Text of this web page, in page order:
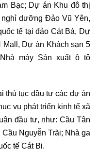
Bạc; Dự án Khu đô thị
dưỡng Đảo Vũ Yên,
tế tại đảo Cát Bà, Dự
Mall, Dự án Khách sạn 5
máy Sản xuất ô tô
thủ tục đầu tư các dự án
vụ phát triển kinh tế xã
đầu tư, như: Cầu Tân
Nguyễn Trãi; Nhà ga
tế Cát Bi.